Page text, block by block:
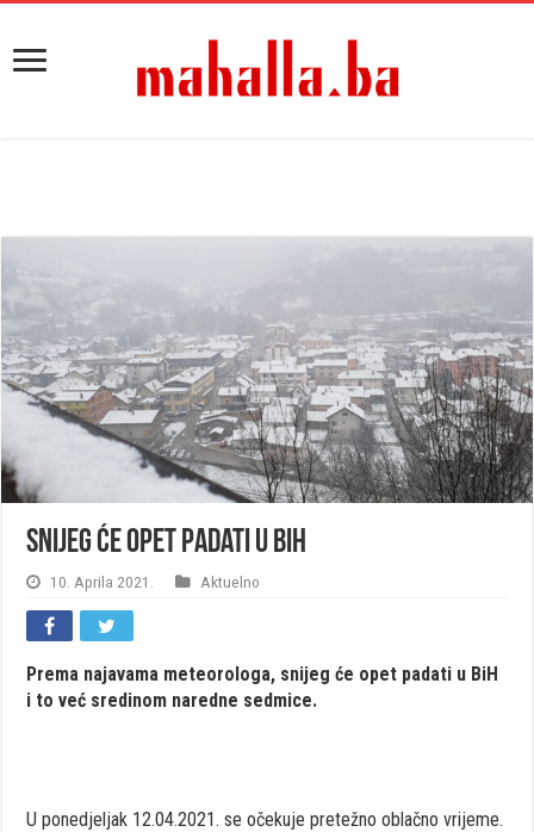
Snijeg će opet padati u BiH
10. Aprila 2021. Aktuelno
Prema najavama meteorologa, snijeg će opet padati u BiH
i to već sredinom naredne sedmice.
U ponedjeljak 12.04.2021. se očekuje pretežno oblačno vrijeme.